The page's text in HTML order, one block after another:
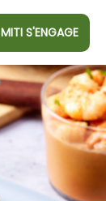
MITI S'ENGAGE